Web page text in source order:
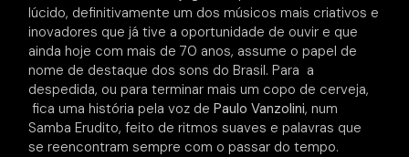
lúcido, definitivamente um dos músicos mais criativos e
inovadores que já tive a oportunidade de ouvir e que
ainda hoje com mais de 70 anos, assume o papel de
nome de destaque dos sons do Brasil. Para a
despedida, ou para terminar mais um copo de cerveja,
fica uma história pela voz dePaulo Vanzolini, num
Samba Erudito, feito de ritmos suaves e palavras que
se reencontram sempre com o passar do tempo.